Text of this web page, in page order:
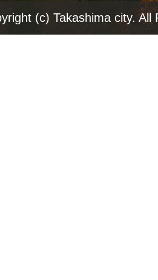
(c) Takashima city. All